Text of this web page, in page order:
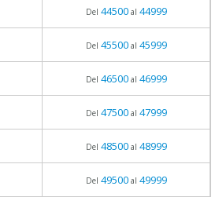
Del 44500al 44999
Del 45500al 45999
Del 46500al 46999
Del 47500al 47999
Del 48500al 48999
Del 49500al 49999